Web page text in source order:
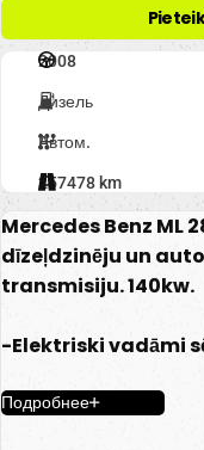
2008
Дизель
Автом.
257478 km
Mercedes Benz ML
dīzeļdzinēju un
transmisiju. 140kw.
-Elektriski vadāmi
-Elektriski
Подробнее